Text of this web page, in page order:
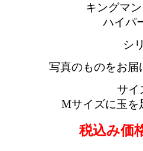
キングマ
ハイパ
シ
写真のものをお
サイ
Mサイズに玉を
税込み価